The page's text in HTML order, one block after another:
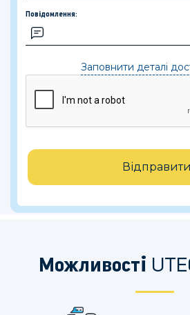
Повідомлення:
Заповнити деталі
Відправити
Можливості